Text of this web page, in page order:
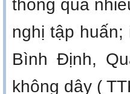
thông qua
nghị tập
Bình Định,
không dây (